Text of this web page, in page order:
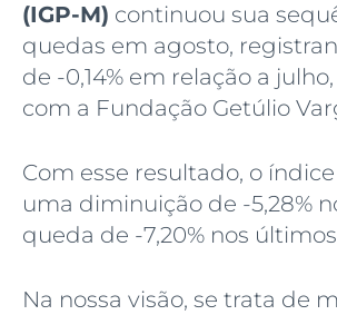
(IGP-M) continuou sua
quedas em agosto,
de -0,14% em relação a
com a Fundação Getúlio
Com esse resultado, o
uma diminuição de -5,28%
queda de -7,20% nos últimos
Na nossa visão, se trata de